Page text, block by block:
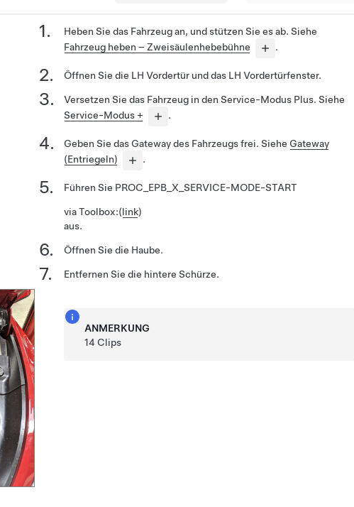
Heben Sie das Fahrzeug an, und stützen Sie es ab. Siehe
Fahrzeug heben – Zweisäulenhebebühne
.
Öffnen Sie die LH Vordertür und das LH Vordertürfenster.
Versetzen Sie das Fahrzeug in den Service-Modus Plus. Siehe
Service-Modus +
.
Geben Sie das Gateway des Fahrzeugs frei. Siehe Gateway
(Entriegeln)
.
Führen Sie PROC_EPB_X_SERVICE-MODE-START
via Toolbox:(link)
aus.
Öffnen Sie die Haube.
Entfernen Sie die hintere Schürze.
ANMERKUNG
14 Clips